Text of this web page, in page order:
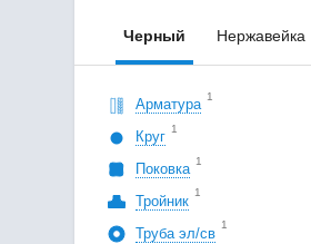
Черный Нержавейка
Арматура
1
Круг
1
Поковка
1
Тройник
1
Труба эл/св
1